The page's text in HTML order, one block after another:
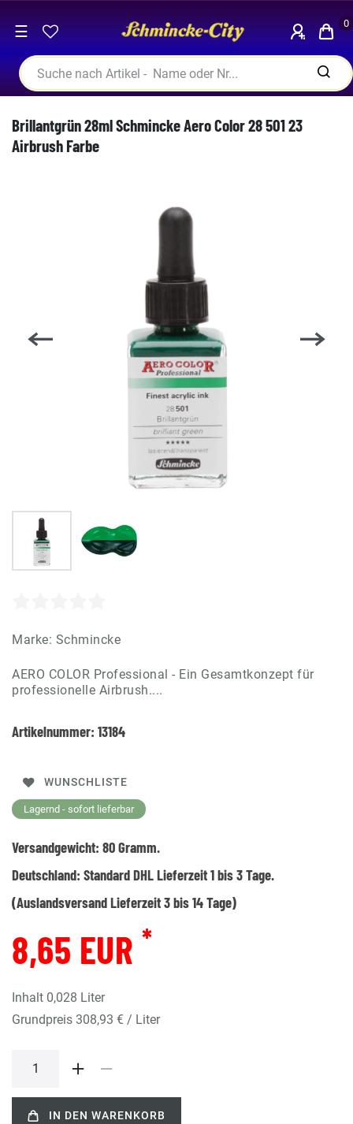
☰ 0
Brillantgrün 28ml Schmincke Aero Color 28 501 23
Airbrush Farbe
Marke: Schmincke
AERO COLOR Professional - Ein Gesamtkonzept für
professionelle Airbrush....
Artikelnummer: 13184
WUNSCHLISTE
Lagernd - sofort lieferbar
Versandgewicht: 80Gramm.
Deutschland: Standard DHL Lieferzeit 1 bis 3 Tage.
(Auslandsversand Lieferzeit 3 bis 14 Tage)
8,65 EUR *
Inhalt 0,028 Liter
Grundpreis 308,93 € / Liter
IN DEN WARENKORB